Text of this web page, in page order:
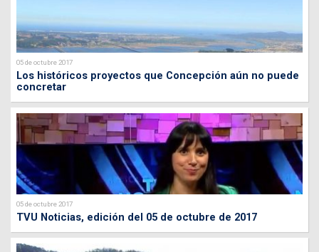
05 de octubre 2017
Los históricos proyectos que Concepción aún no puede
concretar
05 de octubre 2017
TVU Noticias, edición del 05 de octubre de 2017